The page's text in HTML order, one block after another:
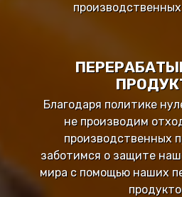
Благодаря политике
не производим
производственных
заботимся о защите
мира с помощью наших